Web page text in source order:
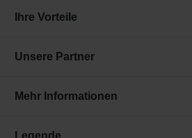
Ihre Vorteile
Unsere Partner
Mehr Informationen
Legende